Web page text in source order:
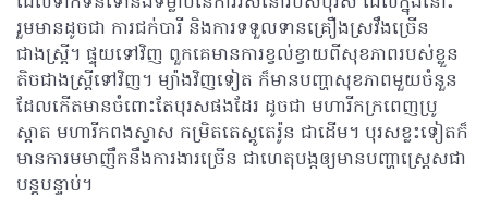
រួមមានដូចជា ការជក់បារី និងការទទួលទានគ្រឿងស្រវឹងច្រើន
ជាងស្រ្តី។ ផ្ទុយទៅវិញ ពួកគេមានការខ្វល់ខ្វាយពីសុខភាពរបស់ខ្លួន
តិចជាងស្រ្តីទៅវិញ។ ម្យ៉ាងវិញទៀត ក៏មានបញ្ហាសុខភាពមួយចំនួន
ដែលកើតមានចំពោះតែបុរសផងដែរ ដូចជា មហារីកក្រពេញប្រូ
ស្តាត មហារីកពងស្វាស កម្រិតតេស្តូតេរ៉ូន ជាដើម។ បុរសខ្លះទៀតក៏
មានការមមាញឹកនឹងការងារច្រើន ជាហេតុបង្កឲ្យមានបញ្ហាស្រ្តេសជា
បន្តបន្ទាប់។